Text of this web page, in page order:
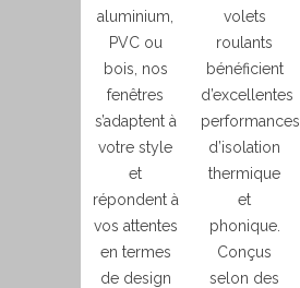
aluminium,
PVC ou
bois, nos
fenêtres
s’adaptent à
votre style
et
répondent à
vos attentes
en termes
de design
volets
roulants
bénéficient
d’excellentes
performances
d’isolation
thermique
et
phonique.
Conçus
selon des